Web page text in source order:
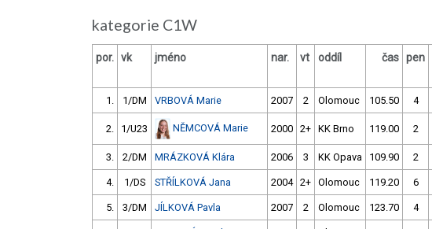
kategorie C1W
por. vk jméno nar. vt oddíl čas pen
1. 1/DM VRBOVÁ Marie 2007 2 Olomouc 105.50 4
2. 1/U23 NĚMCOVÁ Marie 2000 2+ KK Brno 119.00 2
3. 2/DM MRÁZKOVÁ Klára 2006 3 KK Opava 109.90 2
4. 1/DS STŘÍLKOVÁ Jana 2004 2+ Olomouc 119.20 6
5. 3/DM JÍLKOVÁ Pavla 2007 2 Olomouc 123.70 4